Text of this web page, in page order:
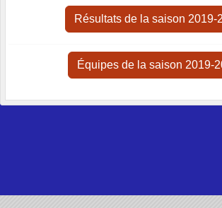
Résultats de la saison 2019-
Équipes de la saison 2019-